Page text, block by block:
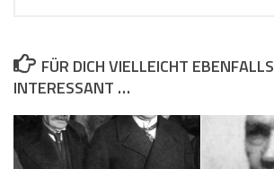
FÜR DICH VIELLEICHT EBENFALLS
INTERESSANT …